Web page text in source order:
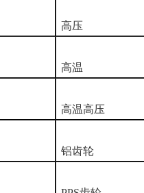
高压
高温
高温高压
铝齿轮